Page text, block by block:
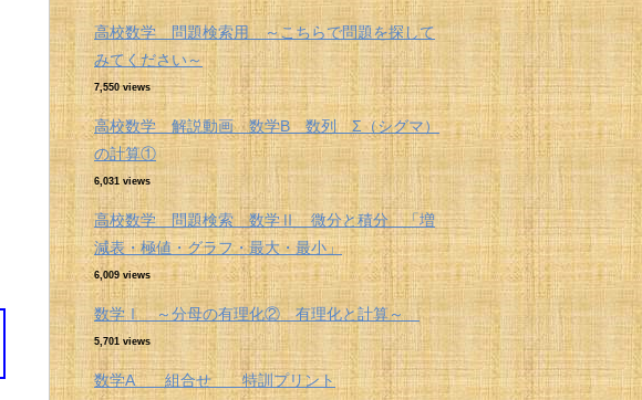
高校数学 問題検索用 ～こちらで問題を探して
みてください～
7,550 views
高校数学 解説動画 数学B 数列 Σ（シグマ）
の計算①
6,031 views
高校数学 問題検索 数学Ⅱ 微分と積分 「増
減表・極値・グラフ・最大・最小」
6,009 views
数学Ⅰ ～分母の有理化② 有理化と計算～
5,701 views
数学A 組合せ 特訓プリント